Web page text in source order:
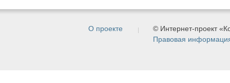
О проекте
© Интернет-проект
Правовая